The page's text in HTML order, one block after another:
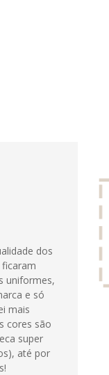
dos
uniformes,
e só
mais
cores são
super
até por